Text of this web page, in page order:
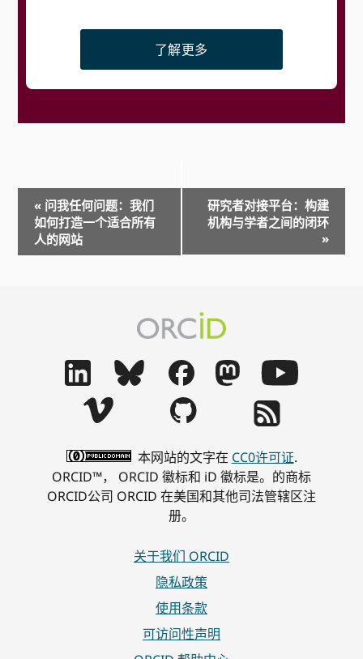
了解更多
事
件
导
« 问我任何问题：我们
如何打造一个适合所有
人的网站
研究者对接平台：构建
机构与学者之间的闭环
»
本网站的文字在 CC0许可证.
ORCID™， ORCID 徽标和 iD 徽标是。的商标
ORCID公司 ORCID 在美国和其他司法管辖区注
册。
关于我们 ORCID
隐私政策
使用条款
可访问性声明